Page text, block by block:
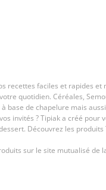
recettes faciles et rapides et
quotidien. Céréales,
base de chapelure mais
invités ? Tipiak a créé
Découvrez les produits
sur le site mutualisé